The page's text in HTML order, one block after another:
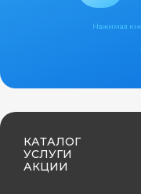
Нажимая
КАТАЛОГ
УСЛУГИ
АКЦИИ